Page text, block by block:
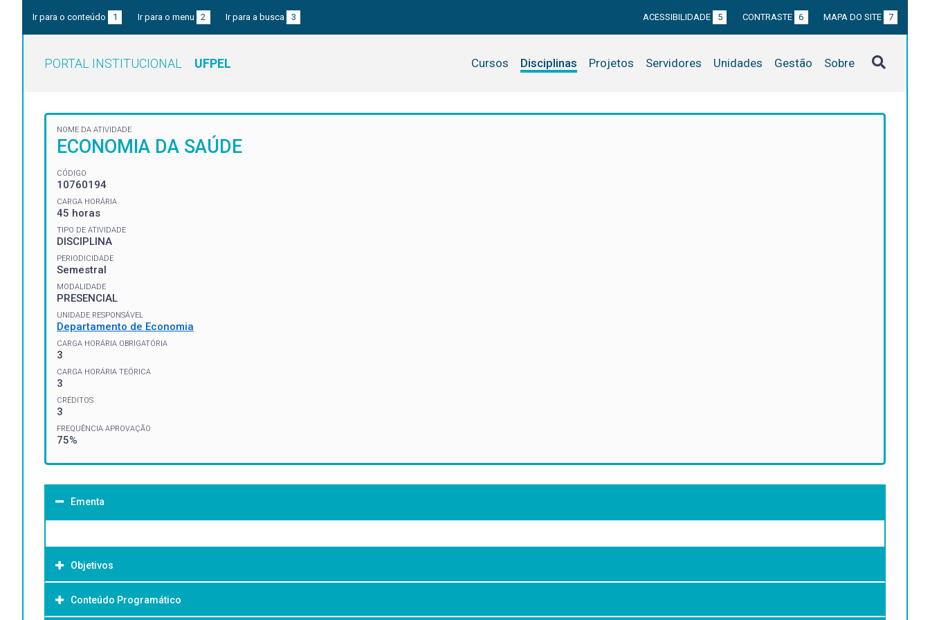
Ir para o conteúdo 1 Ir para o menu 2 Ir para a busca 3 ACESSIBILIDADE 5 CONTRASTE 6 MAPA DO SITE 7
PORTAL INSTITUCIONAL UFPEL Cursos Disciplinas Projetos Servidores Unidades Gestão Sobre
NOME DA ATIVIDADE
ECONOMIA DA SAÚDE
CÓDIGO
10760194
CARGA HORÁRIA
45 horas
TIPO DE ATIVIDADE
DISCIPLINA
PERIODICIDADE
Semestral
MODALIDADE
PRESENCIAL
UNIDADE RESPONSÁVEL
Departamento de Economia
CARGA HORÁRIA OBRIGATÓRIA
3
CARGA HORÁRIA TEÓRICA
3
CRÉDITOS
3
FREQUÊNCIA APROVAÇÃO
75%
Ementa
Objetivos
Objetivo Geral:
Conteúdo Programático